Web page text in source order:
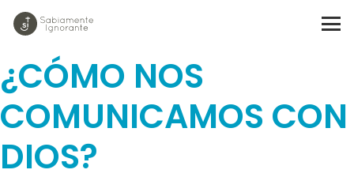
TALLER VIRTUAL
¿CÓMO NOS
COMUNICAMOS CON
DIOS?